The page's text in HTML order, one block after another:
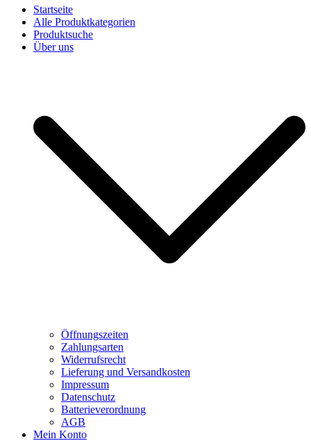
Startseite
Alle Produktkategorien
Produktsuche
Über uns
Öffnungszeiten
Zahlungsarten
Widerrufsrecht
Lieferung und Versandkosten
Impressum
Datenschutz
Batterieverordnung
AGB
Mein Konto